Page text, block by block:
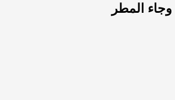
بحذر، والثقافة قوتنا الناعمة لمخاطبة العالم.وجاء المطر